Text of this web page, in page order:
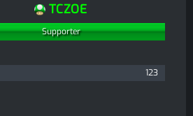
TCZOE
Supporter
123